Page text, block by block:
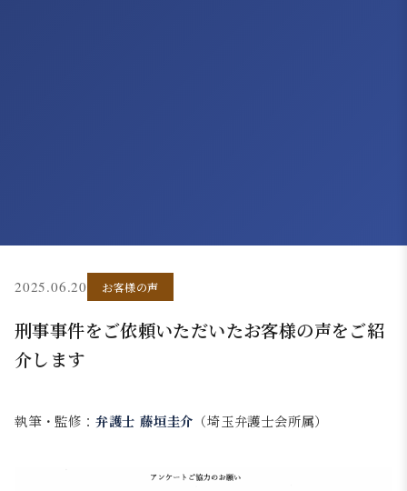
2025.06.20 お客様の声
刑事事件をご依頼いただいたお客様の声をご紹
介します
執筆・監修： 弁護士 藤垣圭介 （埼玉弁護士会所属）